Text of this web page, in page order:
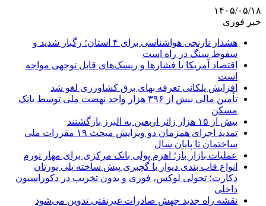
۱۴۰۵/۰۵/۱۸
خبر فوری
هشدار نارنجی هواشناسی برای ۴ استان؛ رگبار شدید و
سقوط سنگ در راه است
اقتصاد آمریکا با فشارها و ریسک‌های قابل توجهی مواجه
است
افزایش پلکانی تعرفه بهای برق کشاورزی لغو شد
تأمین مالی بیش از ۳۹۶ هزار واحد نهضت ملی توسط بانک
مسکن
بیش از ۱۵ هزار زائر اربعین به البرز بازگشتند
تمدید اجرای همزمان دو ویرایش مبحث ۱۹ مقررات ملی
ساختمان تا پایان سال
عملیات بازار باز؛ اهرم پولی بانک مرکزی برای مهار تورم
انواع قاب بندی دیوار با گچبری پیش ساخته پلی یورتان
دکارت؛ تحولی لوکس، فوری و بدون تخریب در دکوراسیون
داخلی
نقشه راه جدید جهش صادرات غیرنفتی تدوین می‌شود